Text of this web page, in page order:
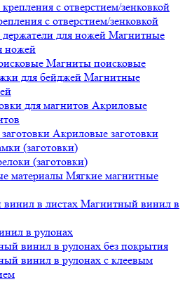
с отверстием/зенковкой
Магнитные
ножей
Магниты поисковые
Магнитные
Акриловые
Акриловые заготовки
(заготовки)
(заготовки)
Мягкие магнитные
Магнитный винил в
в рулонах
винил в рулонах без покрытия
винил в рулонах с клеевым